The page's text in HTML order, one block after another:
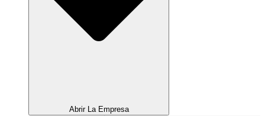
Abrir La Empresa